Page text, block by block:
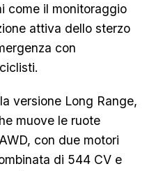
come il monitoraggio
attiva dello sterzo
con
versione Long Range,
muove le ruote
con due motori
di 544 CV e